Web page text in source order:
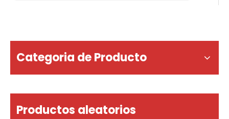
Categoria de Producto
Productos aleatorios